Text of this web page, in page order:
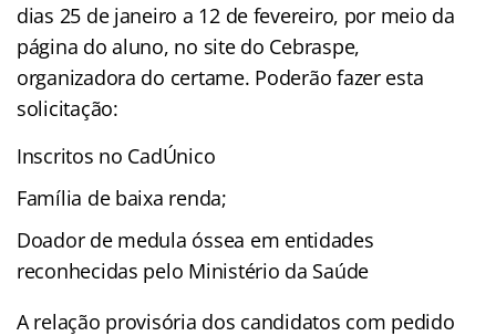
dias 25 de janeiro a 12 de fevereiro, por meio da
página do aluno, no site do Cebraspe,
organizadora do certame. Poderão fazer esta
solicitação:
Inscritos no CadÚnico
Família de baixa renda;
Doador de medula óssea em entidades
reconhecidas pelo Ministério da Saúde
A relação provisória dos candidatos com pedido